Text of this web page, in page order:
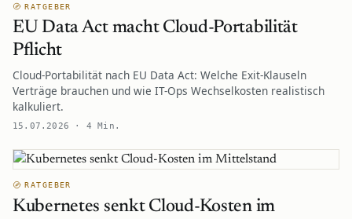
RATGEBER
EU Data Act macht Cloud-Portabilität
Pflicht
Cloud-Portabilität nach EU Data Act: Welche Exit-Klauseln
Verträge brauchen und wie IT-Ops Wechselkosten realistisch
kalkuliert.
15.07.2026 · 4 Min.
RATGEBER
Kubernetes senkt Cloud-Kosten im